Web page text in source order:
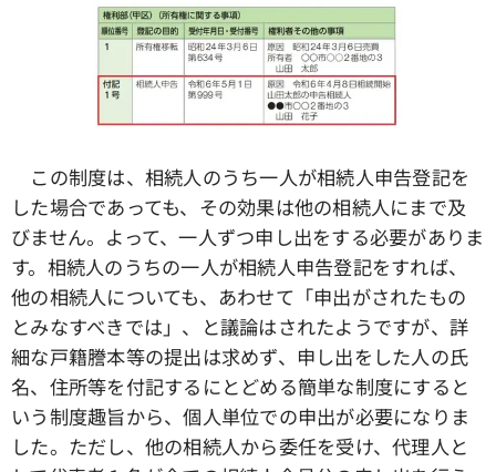
この制度は、相続人のうち一人が相続人申告登記を
した場合であっても、その効果は他の相続人にまで及
びません。よって、一人ずつ申し出をする必要がありま
す。相続人のうちの一人が相続人申告登記をすれば、
他の相続人についても、あわせて「申出がされたもの
とみなすべきでは」、と議論はされたようですが、詳
細な戸籍謄本等の提出は求めず、申し出をした人の氏
名、住所等を付記するにとどめる簡単な制度にすると
いう制度趣旨から、個人単位での申出が必要になりま
した。ただし、他の相続人から委任を受け、代理人と